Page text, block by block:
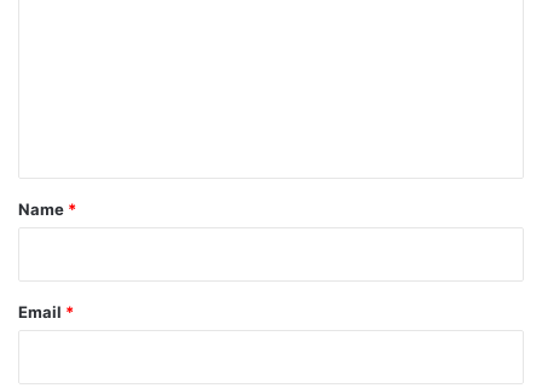
*
Name *
Email *